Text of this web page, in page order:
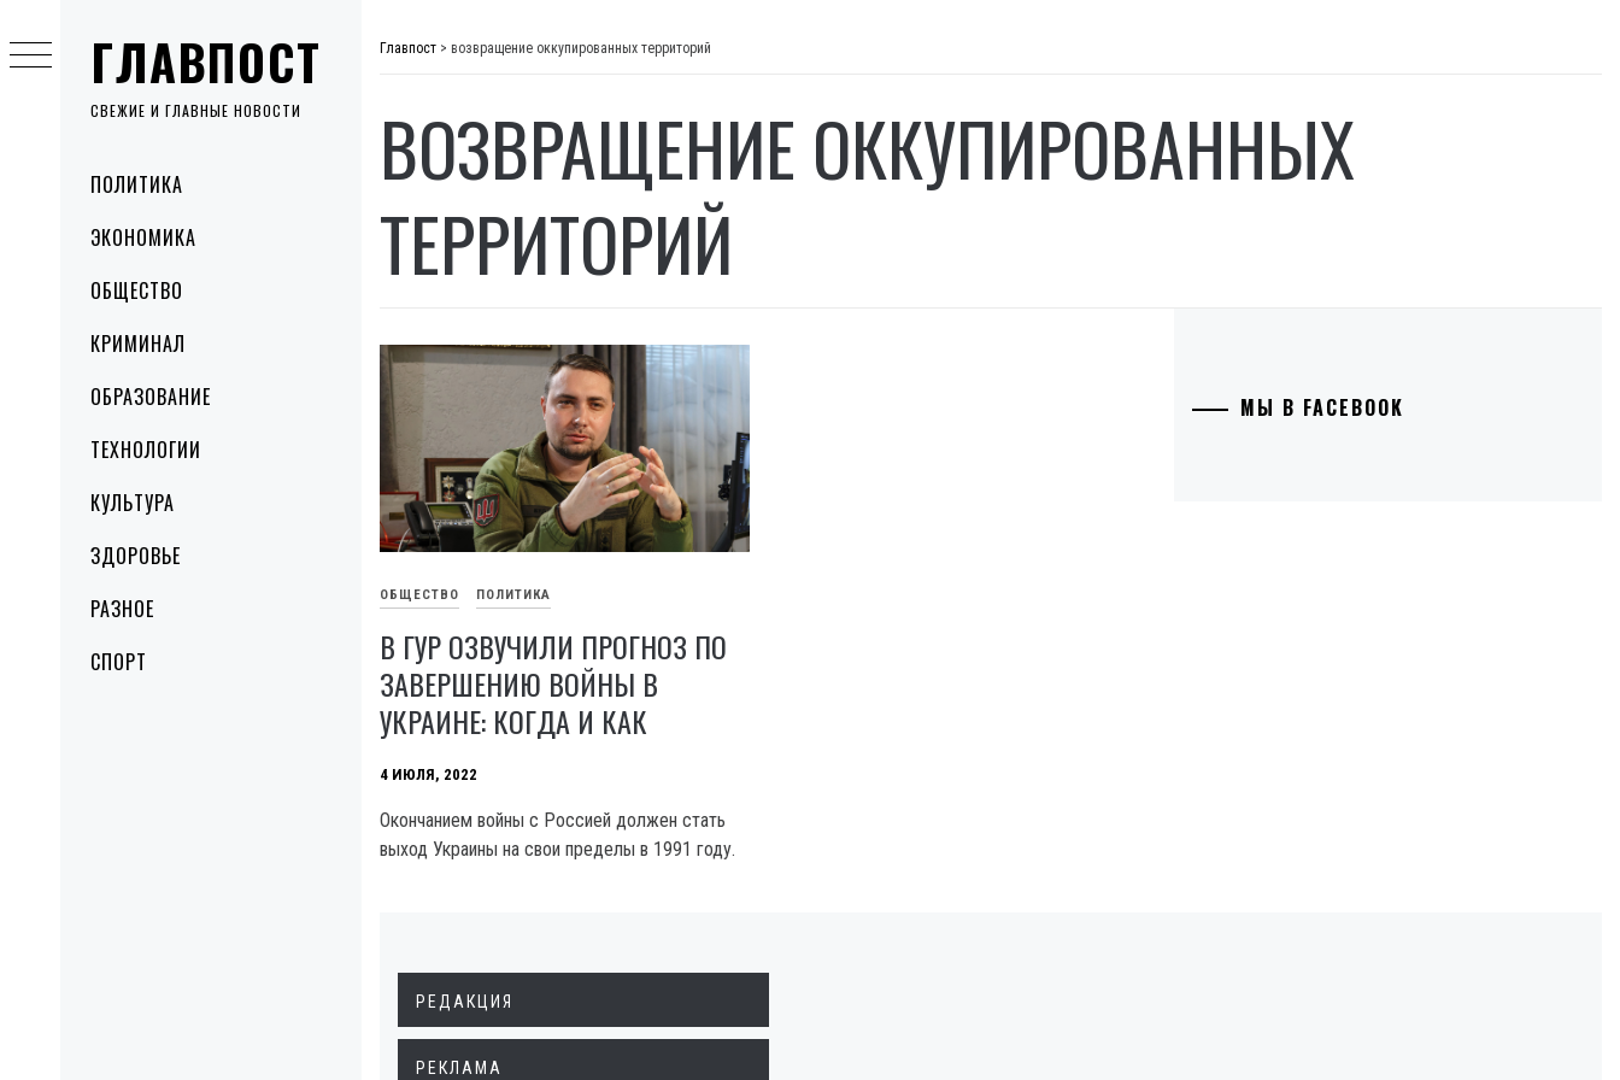
ГЛАВПОСТ
СВЕЖИЕ И ГЛАВНЫЕ НОВОСТИ
MenuПОЛИТИКА
ЭКОНОМИКА
ОБЩЕСТВО
КРИМИНАЛ
ОБРАЗОВАНИЕ
ТЕХНОЛОГИИ
КУЛЬТУРА
ЗДОРОВЬЕ
РАЗНОЕ
СПОРТ
to
content
Главпост > возвращение оккупированных территорий
ВОЗВРАЩЕНИЕ ОККУПИРОВАННЫХ
ТЕРРИТОРИЙ
ОБЩЕСТВО ПОЛИТИКА
В ГУР ОЗВУЧИЛИ ПРОГНОЗ ПО
ЗАВЕРШЕНИЮ ВОЙНЫ В
УКРАИНЕ: КОГДА И КАК
4 ИЮЛЯ, 2022
Окончанием войны с Россией должен стать
выход Украины на свои пределы в 1991 году.
МЫ В FACEBOOK
РЕДАКЦИЯ
РЕКЛАМА